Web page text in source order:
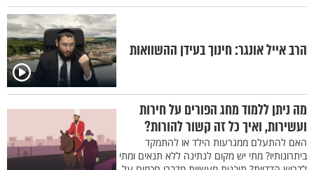
הרב אייל אונגר: חינוך בעידן ההשוואות
מה ניתן ללמוד מחג הפורים על חירות
ועשירות, ואיך כל זה קשור להורות?
האם להתעלם ממגרעות הילד או להתמקד
ביתרונותיו? מתי יש מקום לנתינה ללא תנאים ומתי